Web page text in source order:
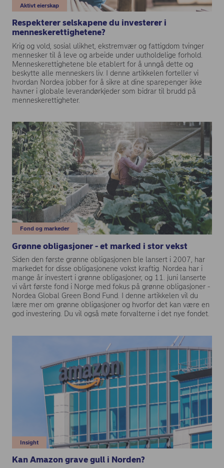
Aktivt eierskap
Respekterer selskapene du investerer i
menneskerettighetene?
Krig og vold, sosial ulikhet, ekstremvær og fattigdom tvinger
mennesker til å leve og arbeide under uutholdelige forhold.
Menneskerettighetene ble etablert for å unngå dette og
beskytte alle menneskers liv. I denne artikkelen forteller vi
hvordan Nordea jobber for å sikre at dine sparepenger ikke
havner i globale leverandørkjeder som bidrar til brudd på
menneskerettigheter.
Fond og markeder
Grønne obligasjoner - et marked i stor vekst
Siden den første grønne obligasjonen ble lansert i 2007, har
markedet for disse obligasjonene vokst kraftig. Nordea har i
mange år investert i grønne obligasjoner, og 11. juni lanserte
vi vårt første fond i Norge med fokus på grønne obligasjoner -
Nordea Global Green Bond Fund. I denne artikkelen vil du
lære mer om grønne obligasjoner og hvorfor det kan være en
god investering. Du vil også møte forvalterne i det nye fondet.
Insight
Kan Amazon grave gull i Norden?